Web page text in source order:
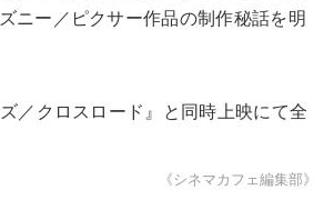
ニー／ピクサー作品の制作秘話を明
／クロスロード』と同時上映にて全
《シネマカフェ編集部》